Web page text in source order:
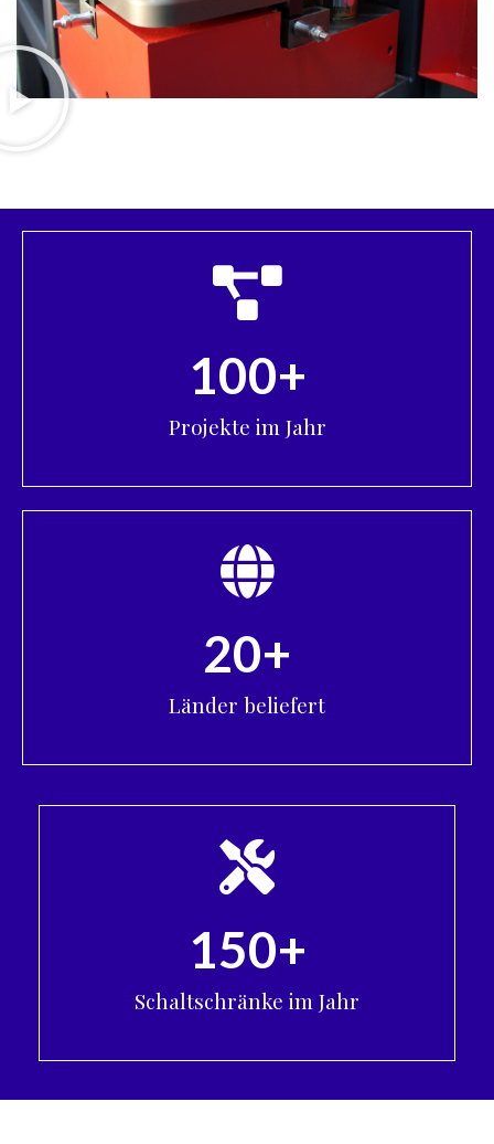
Projekte im Jahr
100+
Länder beliefert
20+
Schaltschränke im Jahr
150+